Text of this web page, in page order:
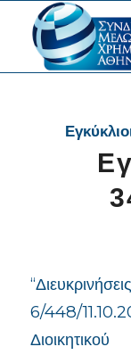
6/448/